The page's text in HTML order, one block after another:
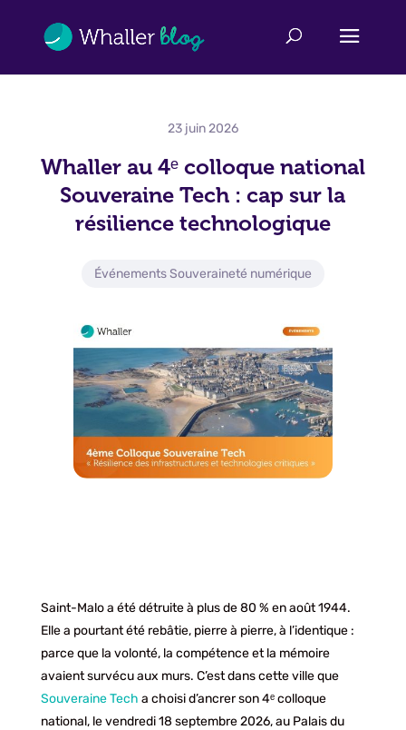
23 juin 2026
Whaller au 4ᵉ colloque national
Souveraine Tech : cap sur la
résilience technologique
Événements Souveraineté numérique
Saint-Malo a été détruite à plus de 80 % en août 1944.
Elle a pourtant été rebâtie, pierre à pierre, à l’identique :
parce que la volonté, la compétence et la mémoire
avaient survécu aux murs. C’est dans cette ville que
Souveraine Tech a choisi d’ancrer son 4ᵉ colloque
national, le vendredi 18 septembre 2026, au Palais du